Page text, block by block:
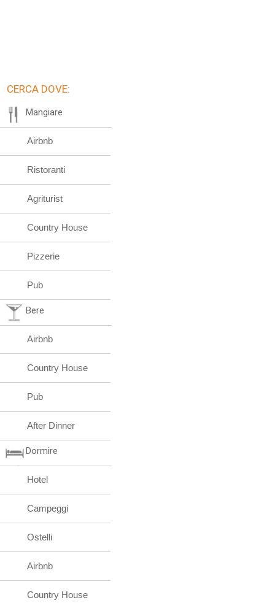
CERCA DOVE:
Mangiare
Airbnb
Ristoranti
Agriturist
Country House
Pizzerie
Pub
Bere
Airbnb
Country House
Pub
After Dinner
Dormire
Hotel
Campeggi
Ostelli
Airbnb
Country House